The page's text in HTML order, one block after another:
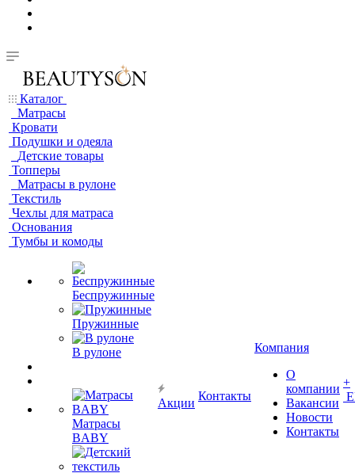
Каталог
Матрасы
Кровати
Подушки и одеяла
Детские товары
Топперы
Матрасы в рулоне
Текстиль
Чехлы для матраса
Основания
Тумбы и комоды
Беспружинные
Пружинные
В рулоне
Матрасы
BABY
Акции
Контакты
Компания
О
компании
Вакансии
Новости
Контакты
+